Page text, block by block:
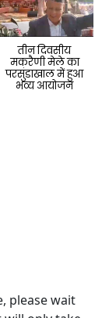
तीन दिवसीय
मकरैणी मेले का
परसुंडाखाल में हुआ
भव्य आयोजन